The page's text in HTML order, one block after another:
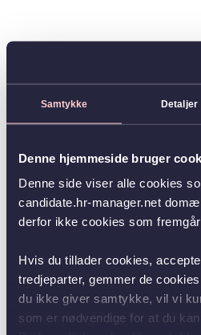
Samtykke Detaljer
Denne hjemmeside bruger
Denne side viser alle cookies
candidate.hr-manager.net
derfor ikke cookies som
Hvis du tillader cookies,
tredjeparter, gemmer de
du ikke giver samtykke, vil vi
som er nødvendige for at du